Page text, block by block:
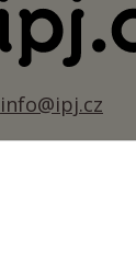
info@ipj.cz